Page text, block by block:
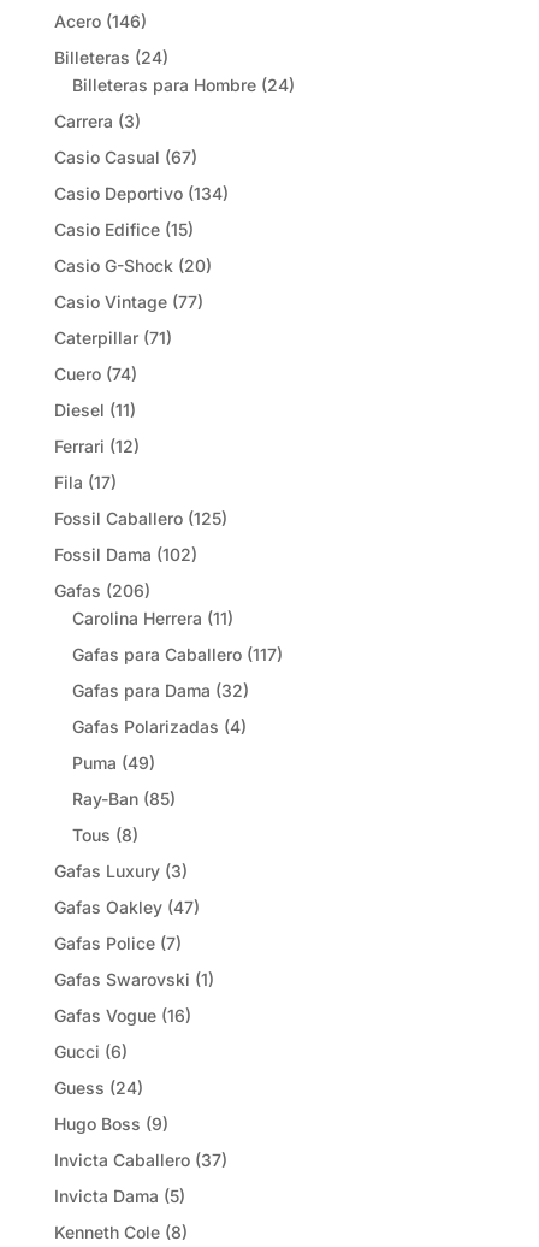
Acero (146)
Billeteras (24)
Billeteras para Hombre (24)
Carrera (3)
Casio Casual (67)
Casio Deportivo (134)
Casio Edifice (15)
Casio G-Shock (20)
Casio Vintage (77)
Caterpillar (71)
Cuero (74)
Diesel (11)
Ferrari (12)
Fila (17)
Fossil Caballero (125)
Fossil Dama (102)
Gafas (206)
Carolina Herrera (11)
Gafas para Caballero (117)
Gafas para Dama (32)
Gafas Polarizadas (4)
Puma (49)
Ray-Ban (85)
Tous (8)
Gafas Luxury (3)
Gafas Oakley (47)
Gafas Police (7)
Gafas Swarovski (1)
Gafas Vogue (16)
Gucci (6)
Guess (24)
Hugo Boss (9)
Invicta Caballero (37)
Invicta Dama (5)
Kenneth Cole (8)